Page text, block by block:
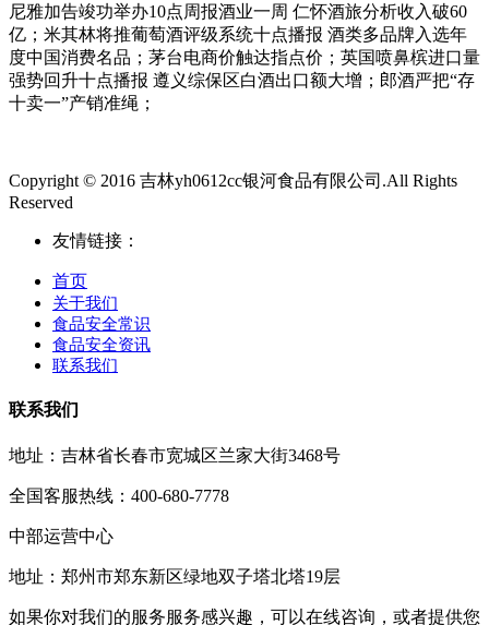
尼雅加告竣功举办10点周报酒业一周 仁怀酒旅分析收入破60
亿；米其林将推葡萄酒评级系统十点播报 酒类多品牌入选年
度中国消费名品；茅台电商价触达指点价；英国喷鼻槟进口量
强势回升十点播报 遵义综保区白酒出口额大增；郎酒严把“存
十卖一”产销准绳；
Copyright © 2016 吉林yh0612cc银河食品有限公司.All Rights
Reserved
友情链接：
首页
关于我们
食品安全常识
食品安全资讯
联系我们
联系我们
地址：吉林省长春市宽城区兰家大街3468号
全国客服热线：400-680-7778
中部运营中心
地址：郑州市郑东新区绿地双子塔北塔19层
如果你对我们的服务服务感兴趣，可以在线咨询，或者提供您